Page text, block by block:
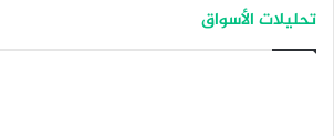
تحليلات الأسواق